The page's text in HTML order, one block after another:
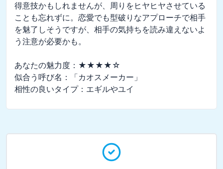
得意技かもしれませんが、周りをヒヤヒヤさせている
ことも忘れずに。恋愛でも型破りなアプローチで相手
を魅了しそうですが、相手の気持ちを読み違えないよ
う注意が必要かも。
あなたの魅力度：★★★★☆
似合う呼び名：「カオスメーカー」
相性の良いタイプ：エギルやユイ